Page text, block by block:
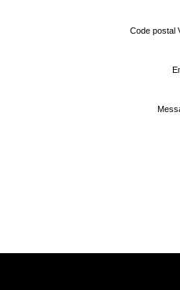
Code postal